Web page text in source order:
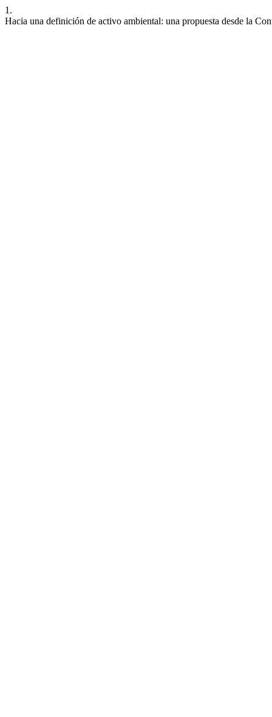
1.
Hacia una definición de activo ambiental: una propuesta desde la